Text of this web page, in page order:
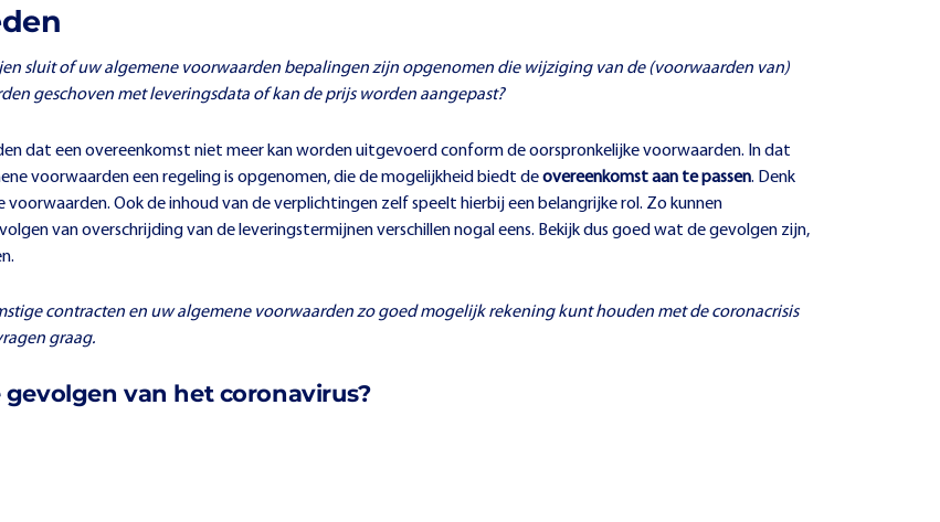
sluit of uw algemene voorwaarden bepalingen zijn opgenomen die wijziging van de (voorwaarden van)
geschoven met leveringsdata of kan de prijs worden aangepast?
dat een overeenkomst niet meer kan worden uitgevoerd conform de oorspronkelijke voorwaarden. In dat
voorwaarden een regeling is opgenomen, die de mogelijkheid biedt deovereenkomst aan te passen. Denk
Ook de inhoud van de verplichtingen zelf speelt hierbij een belangrijke rol. Zo kunnen
van overschrijding van de leveringstermijnen verschillen nogal eens. Bekijk dus goed wat de gevolgen zijn,
contracten en uw algemene voorwaarden zo goed mogelijk rekening kunt houden met de coronacrisis
graag.
van het coronavirus?